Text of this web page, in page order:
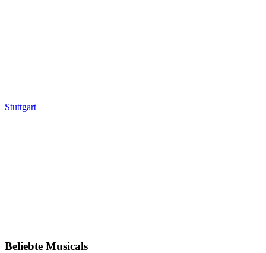
Stuttgart
Beliebte Musicals